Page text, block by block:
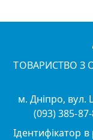
ТОВАРИСТВО З
м. Дніпро, вул.
(093) 385-
Ідентифікатор в